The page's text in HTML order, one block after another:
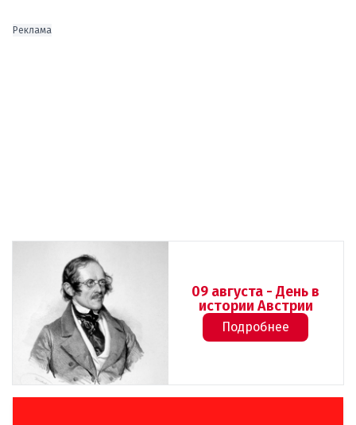
Реклама
09 августа - День в
истории Австрии
Подробнее